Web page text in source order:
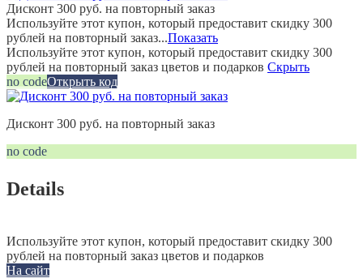
Дисконт 300 руб. на повторный заказ
Используйте этот купон, который предоставит скидку 300
рублей на повторный заказ...Показать
Используйте этот купон, который предоставит скидку 300
рублей на повторный заказ цветов и подарков Скрыть
no codeОткрыть код
Дисконт 300 руб. на повторный заказ
no code
Details
Используйте этот купон, который предоставит скидку 300
рублей на повторный заказ цветов и подарков
На сайт